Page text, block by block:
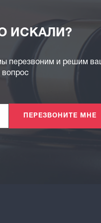
ИСКАЛИ?
перезвоним и решим
вопрос
ПЕРЕЗВОНИТЕ МНЕ